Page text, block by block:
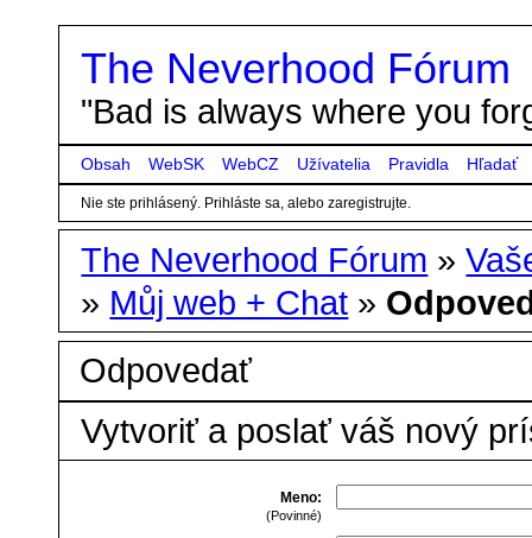
The Neverhood Fórum
"Bad is always where you
Obsah WebSK WebCZ Užívatelia Pravidla Hľadať
Nie ste prihlásený. Prihláste sa, alebo zaregistrujte.
The Neverhood Fórum »
» Můj web + Chat »
Odpovedať
Vytvoriť a poslať váš nový
Meno:
(Povinné)